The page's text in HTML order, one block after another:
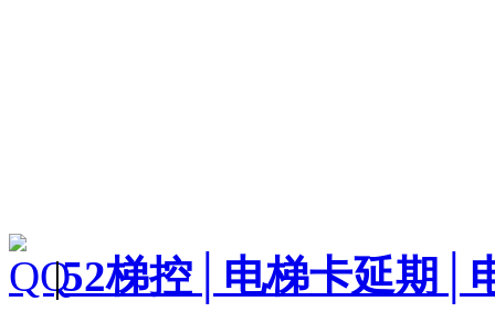
|52梯控│电梯卡延期│